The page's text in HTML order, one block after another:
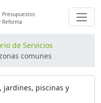
Presupuestos
Reforma
de Servicios
comunes
jardines, piscinas y